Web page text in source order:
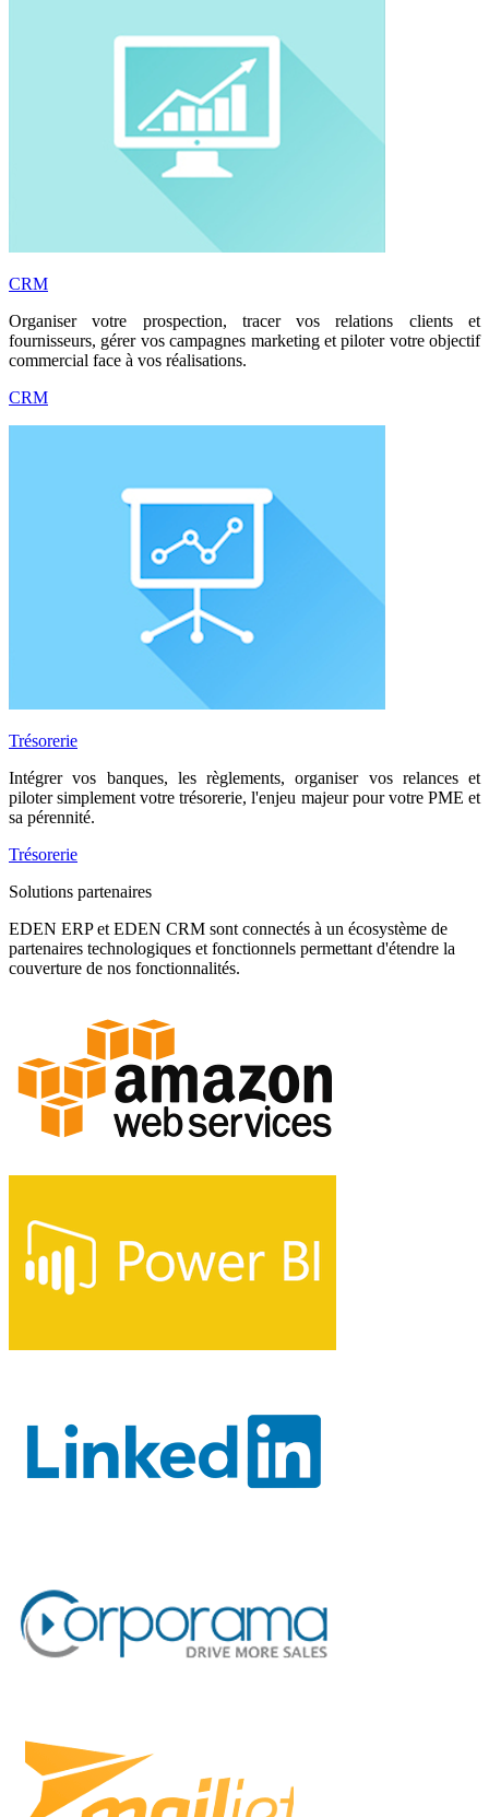
CRM
Organiser votre prospection, tracer vos relations clients et
fournisseurs, gérer vos campagnes marketing et piloter votre objectif
commercial face à vos réalisations.
CRM
Trésorerie
Intégrer vos banques, les règlements, organiser vos relances et
piloter simplement votre trésorerie, l'enjeu majeur pour votre PME et
sa pérennité.
Trésorerie
Solutions partenaires
EDEN ERP et EDEN CRM sont connectés à un écosystème de
partenaires technologiques et fonctionnels permettant d'étendre la
couverture de nos fonctionnalités.